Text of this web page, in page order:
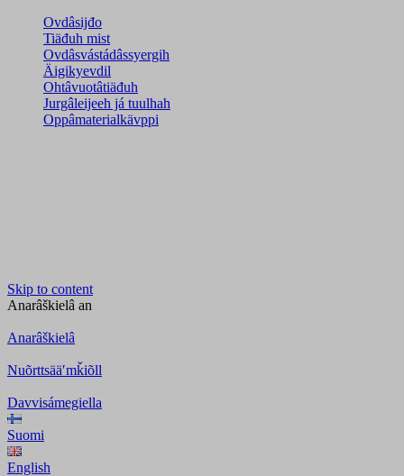
Ovdâsijđo
Tiäđuh mist
Ovdâsvástádâssyergih
Äigikyevdil
Ohtâvuotâtiäđuh
Jurgâleijeeh já tuulhah
Oppâmaterialkävppi
Skip to content
Anarâškielâ an
Anarâškielâ
Nuõrttsääʹmǩiõll
Davvisámegiella
Suomi
English